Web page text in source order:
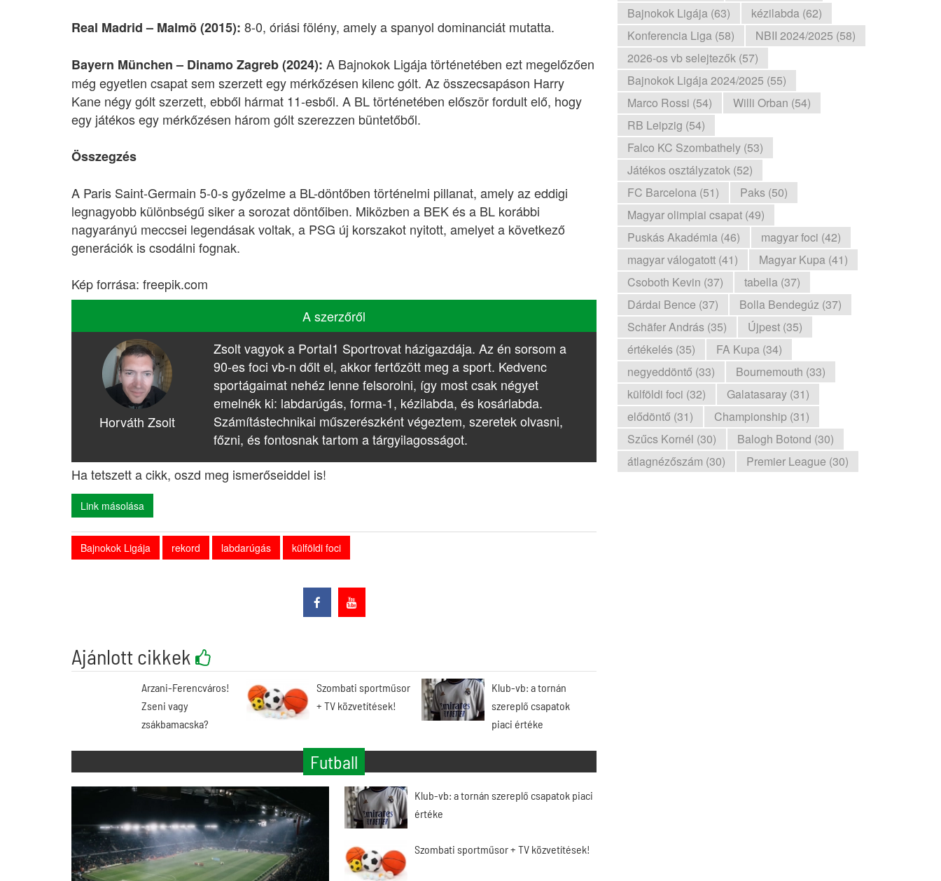
Real Madrid – Malmö (2015): 8-0, óriási fölény, amely a spanyol dominanciát mutatta.
Bayern München – Dinamo Zagreb (2024): A Bajnokok Ligája történetében ezt megelőzően
még egyetlen csapat sem szerzett egy mérkőzésen kilenc gólt. Az összecsapáson Harry
Kane négy gólt szerzett, ebből hármat 11-esből. A BL történetében először fordult elő, hogy
egy játékos egy mérkőzésen három gólt szerezzen büntetőből.
Összegzés
A Paris Saint-Germain 5-0-s győzelme a BL-döntőben történelmi pillanat, amely az eddigi
legnagyobb különbségű siker a sorozat döntőiben. Miközben a BEK és a BL korábbi
nagyarányú meccsei legendásak voltak, a PSG új korszakot nyitott, amelyet a következő
generációk is csodálni fognak.
Kép forrása: freepik.com
A szerzőről
Horváth Zsolt
Zsolt vagyok a Portal1 Sportrovat házigazdája. Az én sorsom a
90-es foci vb-n dőlt el, akkor fertőzött meg a sport. Kedvenc
sportágaimat nehéz lenne felsorolni, így most csak négyet
emelnék ki: labdarúgás, forma-1, kézilabda, és kosárlabda.
Számítástechnikai műszerészként végeztem, szeretek olvasni,
főzni, és fontosnak tartom a tárgyilagosságot.
Ha tetszett a cikk, oszd meg ismerőseiddel is!
Link másolása
Bajnokok Ligája rekord labdarúgás külföldi foci
Ajánlott cikkek
Arzani-Ferencváros!
Zseni vagy
zsákbamacska?
Szombati sportműsor
+ TV közvetítések!
Klub-vb: a tornán
szereplő csapatok
piaci értéke
Bajnokok Ligája (63)
kézilabda (62)
Konferencia Liga (58)
NBII 2024/2025 (58)
2026-os vb selejtezők (57)
Bajnokok Ligája 2024/2025 (55)
Marco Rossi (54)
Willi Orban (54)
RB Leipzig (54)
Falco KC Szombathely (53)
Játékos osztályzatok (52)
FC Barcelona (51)
Paks (50)
Magyar olimpiai csapat (49)
Puskás Akadémia (46)
magyar foci (42)
magyar válogatott (41)
Magyar Kupa (41)
Csoboth Kevin (37)
tabella (37)
Dárdai Bence (37)
Bolla Bendegúz (37)
Schäfer András (35)
Újpest (35)
értékelés (35)
FA Kupa (34)
negyeddöntő (33)
Bournemouth (33)
külföldi foci (32)
Galatasaray (31)
elődöntő (31)
Championship (31)
Szűcs Kornél (30)
Balogh Botond (30)
átlagnézőszám (30)
Premier League (30)
Futball
Klub-vb: a tornán szereplő csapatok piaci
értéke
Szombati sportműsor + TV közvetítések!